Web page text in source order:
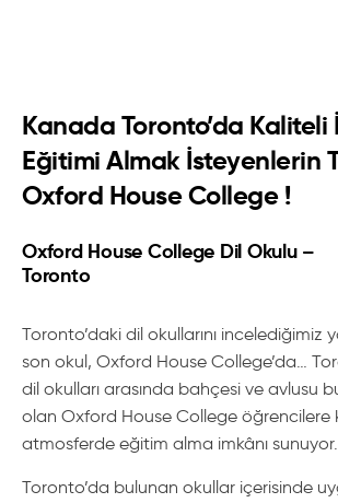
Kanada Toronto’da Kaliteli
Eğitimi Almak İsteyenlerin
Oxford House College !
Oxford House College Dil Okulu –
Toronto
Toronto’daki dil okullarını incelediğimiz
son okul, Oxford House College’da…
dil okulları arasında bahçesi ve avlusu
olan Oxford House College öğrencilere
atmosferde eğitim alma imkânı sunuyor.
Toronto’da bulunan okullar içerisinde